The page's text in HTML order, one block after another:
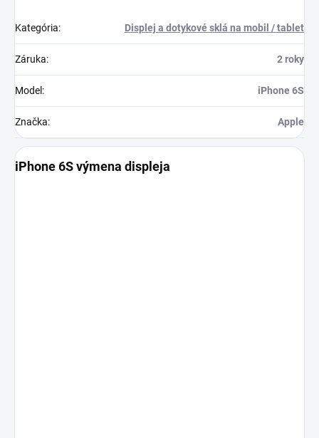
Kategória: Displej a dotykové sklá na mobil / tablet
Záruka: 2 roky
Model : iPhone 6S
Značka: Apple
iPhone 6S výmena displeja